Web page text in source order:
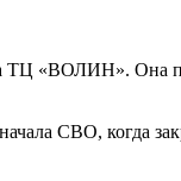
«ВОЛИН». Она
СВО, когда